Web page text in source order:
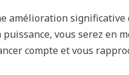
amélioration significative
vous serez en
compte et vous